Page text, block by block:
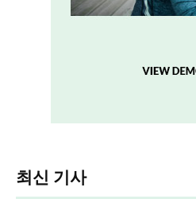
최신 기사